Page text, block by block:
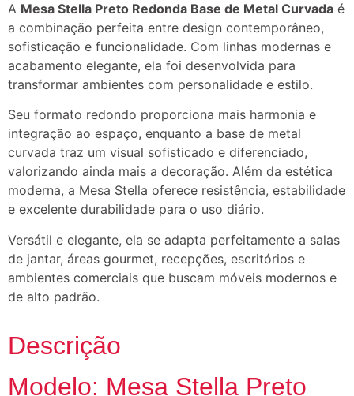
A Mesa Stella Preto Redonda Base de Metal Curvada é
a combinação perfeita entre design contemporâneo,
sofisticação e funcionalidade. Com linhas modernas e
acabamento elegante, ela foi desenvolvida para
transformar ambientes com personalidade e estilo.
Seu formato redondo proporciona mais harmonia e
integração ao espaço, enquanto a base de metal
curvada traz um visual sofisticado e diferenciado,
valorizando ainda mais a decoração. Além da estética
moderna, a Mesa Stella oferece resistência, estabilidade
e excelente durabilidade para o uso diário.
Versátil e elegante, ela se adapta perfeitamente a salas
de jantar, áreas gourmet, recepções, escritórios e
ambientes comerciais que buscam móveis modernos e
de alto padrão.
Descrição
Modelo: Mesa Stella Preto